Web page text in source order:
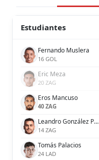
Estudiantes
Fernando Muslera
16 GOL
Eric Meza
20 ZAG
Eros Mancuso
40 ZAG
Leandro González Pírez
14 ZAG
Tomás Palacios
24 LAD